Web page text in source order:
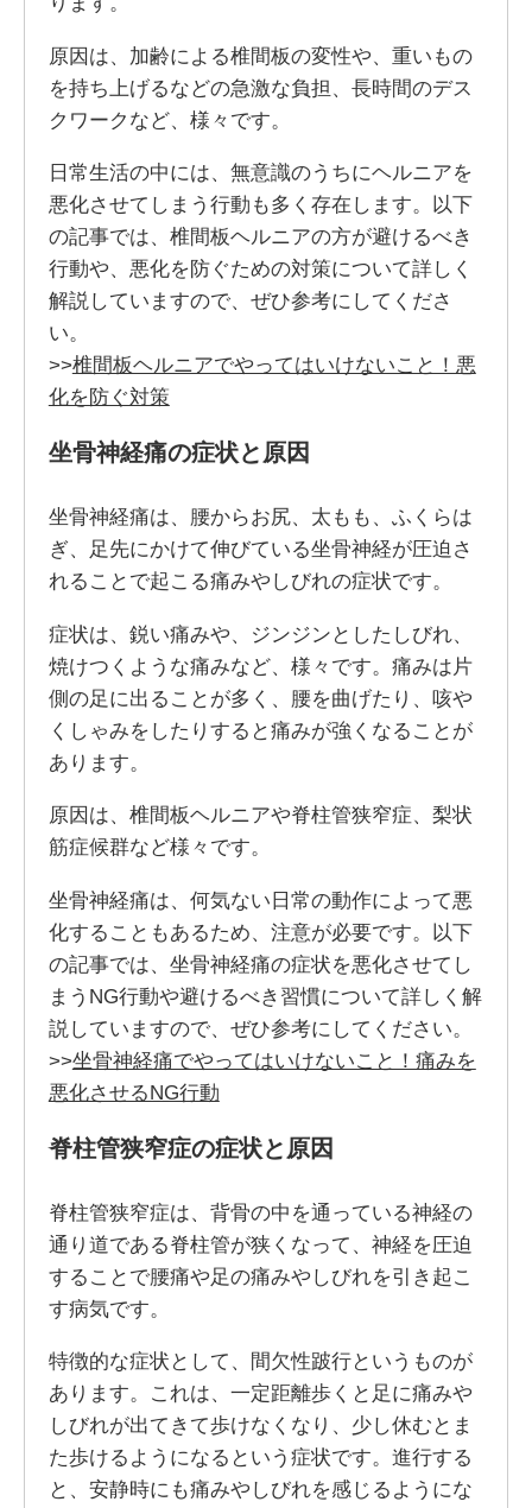
原因は、加齢による椎間板の変性や、重いもの
を持ち上げるなどの急激な負担、長時間のデス
クワークなど、様々です。
日常生活の中には、無意識のうちにヘルニアを
悪化させてしまう行動も多く存在します。以下
の記事では、椎間板ヘルニアの方が避けるべき
行動や、悪化を防ぐための対策について詳しく
解説していますので、ぜひ参考にしてくださ
い。
>>椎間板ヘルニアでやってはいけないこと！悪
化を防ぐ対策
坐骨神経痛の症状と原因
坐骨神経痛は、腰からお尻、太もも、ふくらは
ぎ、足先にかけて伸びている坐骨神経が圧迫さ
れることで起こる痛みやしびれの症状です。
症状は、鋭い痛みや、ジンジンとしたしびれ、
焼けつくような痛みなど、様々です。痛みは片
側の足に出ることが多く、腰を曲げたり、咳や
くしゃみをしたりすると痛みが強くなることが
あります。
原因は、椎間板ヘルニアや脊柱管狭窄症、梨状
筋症候群など様々です。
坐骨神経痛は、何気ない日常の動作によって悪
化することもあるため、注意が必要です。以下
の記事では、坐骨神経痛の症状を悪化させてし
まうNG行動や避けるべき習慣について詳しく解
説していますので、ぜひ参考にしてください。
>>坐骨神経痛でやってはいけないこと！痛みを
悪化させるNG行動
脊柱管狭窄症の症状と原因
脊柱管狭窄症は、背骨の中を通っている神経の
通り道である脊柱管が狭くなって、神経を圧迫
することで腰痛や足の痛みやしびれを引き起こ
す病気です。
特徴的な症状として、間欠性跛行というものが
あります。これは、一定距離歩くと足に痛みや
しびれが出てきて歩けなくなり、少し休むとま
た歩けるようになるという症状です。進行する
と、安静時にも痛みやしびれを感じるようにな